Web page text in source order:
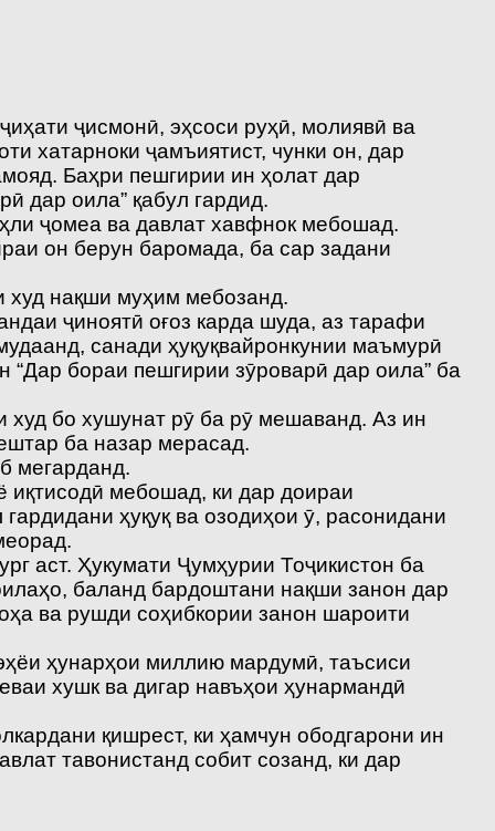
ҷисмонӣ, эҳсоси руҳӣ, молиявӣ ва
хатарноки ҷамъиятист, чунки он, дар
Баҳри пешгирии ин ҳолат дар
дар оила” қабул гардид.
ҷомеа ва давлат хавфнок мебошад.
он берун баромада, ба сар задани
худ нақши муҳим мебозанд.
ҷиноятӣ оғоз карда шуда, аз тарафи
санади ҳуқуқвайронкунии маъмурӣ
бораи пешгирии зӯроварӣ дар оила” ба
худ бо хушунат рӯ ба рӯ мешаванд. Аз ин
ба назар мерасад.
мегарданд.
иқтисодӣ мебошад, ки дар доираи
ҳуқуқ ва озодиҳои ӯ, расонидани
аст. Ҳукумати Ҷумҳурии Тоҷикистон ба
баланд бардоштани нақши занон дар
ва рушди соҳибкории занон шароити
ҳунарҳои миллию мардумӣ, таъсиси
хушк ва дигар навъҳои ҳунармандӣ
қишрест, ки ҳамчун ободгарони ин
тавонистанд собит созанд, ки дар